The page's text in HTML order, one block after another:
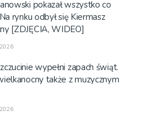
pokazał wszystko co
rynku odbył się Kiermasz
[ZDJĘCIA, WIDEO]
wypełni zapach świąt.
także z muzycznym